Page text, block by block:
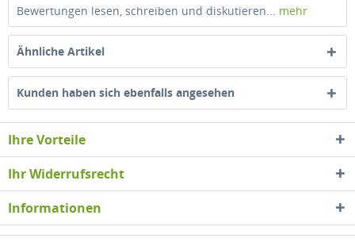
Bewertungen lesen, schreiben und diskutieren... mehr
Ähnliche Artikel
Kunden haben sich ebenfalls angesehen
Ihre Vorteile
Ihr Widerrufsrecht
Informationen